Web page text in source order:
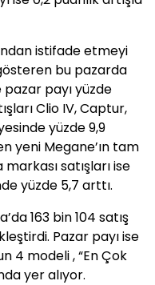
istifade etmeyi
bu pazarda
pazar payı yüzde
Clio IV, Captur,
yüzde 9,9
yeni Megane’ın tam
satışları ise
yüzde 5,7 arttı.
163 bin 104 satış
Pazar payı ise
4 modeli , “En Çok
yer alıyor.